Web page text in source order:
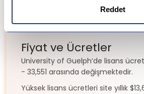
Reddet
Referans
Fiyat ve Ücretler
University of Guelph’de lisans
- 33,551 arasında değişmektedir.
Yüksek lisans ücretleri site yıllık